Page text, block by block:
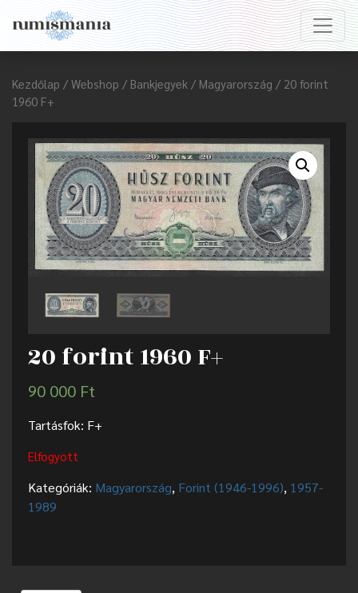
Kezdőlap / Webshop / Bankjegyek / Magyarország / 20 forint
1960 F+
20 forint 1960 F+
90 000 Ft
Tartásfok: F+
Elfogyott
Kategóriák: Magyarország, Forint (1946-1996), 1957-
1989